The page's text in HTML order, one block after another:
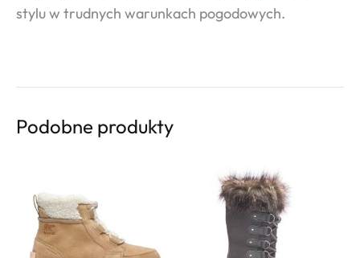
stylu w trudnych warunkach pogodowych.
Podobne produkty